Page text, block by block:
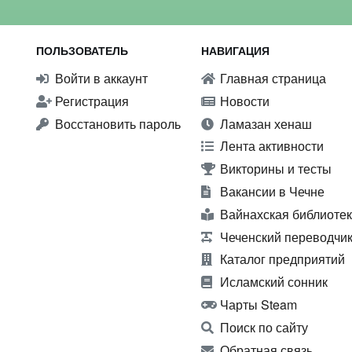
ПОЛЬЗОВАТЕЛЬ
Войти в аккаунт
Регистрация
Восстановить пароль
НАВИГАЦИЯ
Главная страница
Новости
Ламазан хенаш
Лента активности
Викторины и тесты
Вакансии в Чечне
Вайнахская
Чеченский
Каталог предприятий
Исламский сонник
Чарты Steam
Поиск по сайту